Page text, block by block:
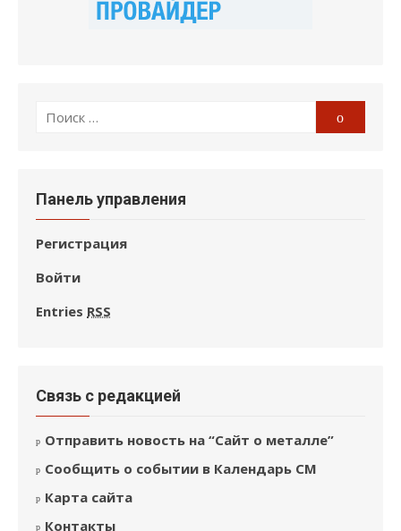
Поиск
Поиск
Панель управления
Регистрация
Войти
Entries RSS
Связь с редакцией
Отправить новость на “Сайт о металле”
Сообщить о событии в Календарь СМ
Карта сайта
Контакты